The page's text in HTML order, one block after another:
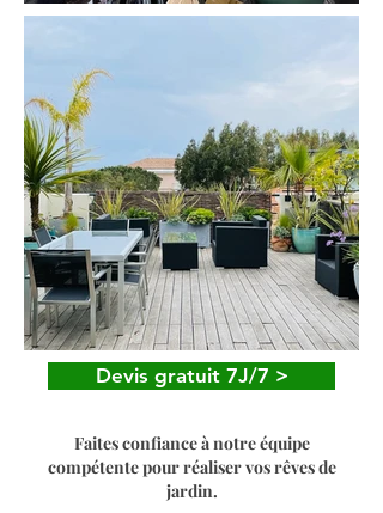
Devis gratuit 7J/7 >
Faites confiance à notre équipe
compétente pour réaliser vos rêves de
jardin.